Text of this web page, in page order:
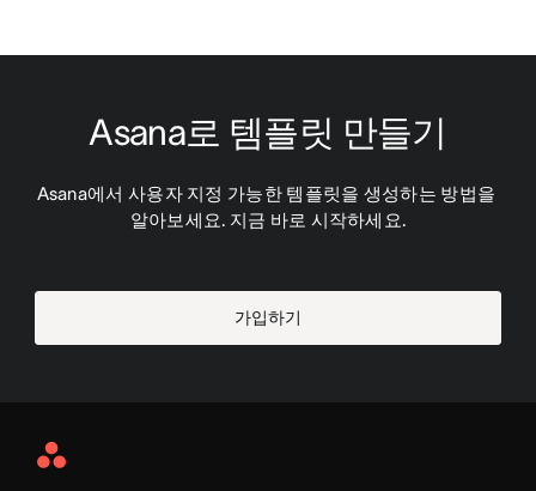
Asana로 템플릿 만들기
Asana에서 사용자 지정 가능한 템플릿을 생성하는 방법을
알아보세요. 지금 바로 시작하세요.
가입하기
Asana